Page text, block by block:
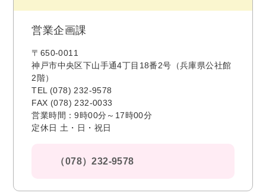
営業企画課
〒650-0011
神戸市中央区下山手通4丁目18番2号（兵庫県公社館
2階）
TEL (078) 232-9578
FAX (078) 232-0033
営業時間：9時00分～17時00分
定休日 土・日・祝日
（078）232-9578